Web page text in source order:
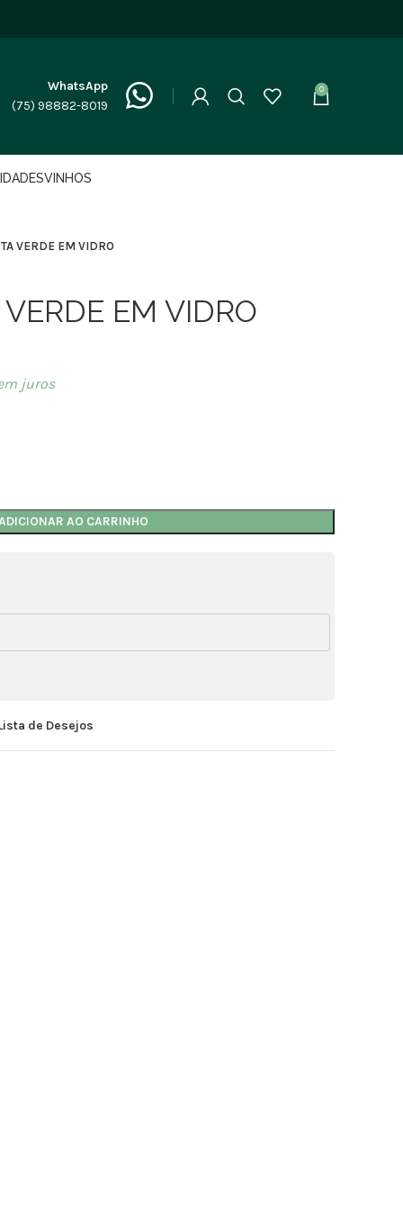
WhatsApp
(75) 98882-8019
0
VINHOS
VERDE EM VIDRO
EM VIDRO
juros
AO CARRINHO
de Desejos